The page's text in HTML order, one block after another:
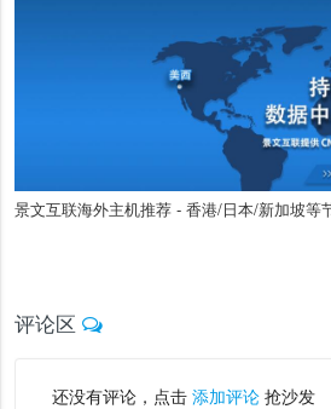
景文互联海外主机推荐 - 香港/日本/新加坡等
评论区
还没有评论，点击 添加评论抢沙发